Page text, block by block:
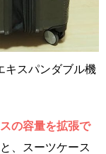
キスパンダブル機
の容量を拡張で
、スーツケース